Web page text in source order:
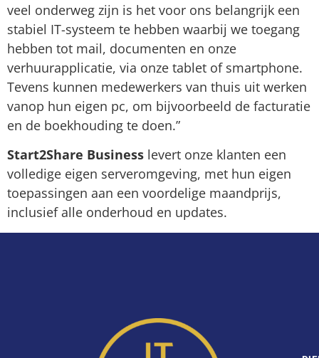
veel onderweg zijn is het voor ons belangrijk een
stabiel IT-systeem te hebben waarbij we toegang
hebben tot mail, documenten en onze
verhuurapplicatie, via onze tablet of smartphone.
Tevens kunnen medewerkers van thuis uit werken
vanop hun eigen pc, om bijvoorbeeld de facturatie
en de boekhouding te doen.”
Start2Share Business levert onze klanten een
volledige eigen serveromgeving, met hun eigen
toepassingen aan een voordelige maandprijs,
inclusief alle onderhoud en updates.